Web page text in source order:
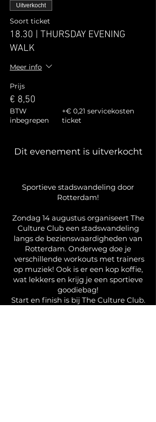
Uitverkocht
Soort ticket
18.30 | THURSDAY EVENING
WALK
Meer info
Prijs
€ 8,50
BTW
inbegrepen
+€ 0,21 servicekosten
ticket
Dit evenement is uitverkocht
Sportieve stadswandeling door
Rotterdam!
Zondag 14 augustus organiseert The
Culture Club een stadswandeling
langs de bezienswaardigheden van
Rotterdam. Onderweg doe je
verschillende workouts met trainers
op muziek! Ook is er een kop koffie,
wat lekkers en krijg je een sportieve
goodiebag!
Start en finish is bij The Culture Club.